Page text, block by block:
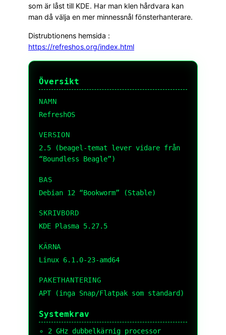
som är låst till KDE. Har man klen hårdvara kan
man då välja en mer minnessnål fönsterhanterare.
Distrubtionens hemsida :
https://refreshos.org/index.html
Översikt
NAMN
RefreshOS
VERSION
2.5 (beagel-temat lever vidare från
“Boundless Beagle”)
BAS
Debian 12 “Bookworm” (Stable)
SKRIVBORD
KDE Plasma 5.27.5
KÄRNA
Linux 6.1.0-23-amd64
PAKETHANTERING
APT (inga Snap/Flatpak som standard)
Systemkrav
2 GHz dubbelkärnig processor